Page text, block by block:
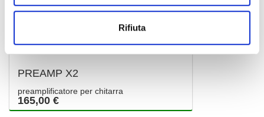
Rifiuta
PREAMP X2
preamplificatore per chitarra
165,00 €